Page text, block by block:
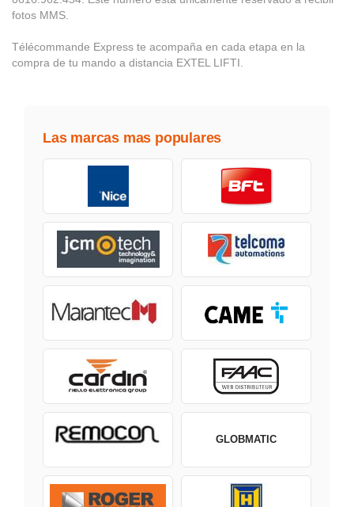
fotos MMS.
Télécommande Express te acompaña en cada etapa en la
compra de tu mando a distancia EXTEL LIFTI.
Las marcas mas populares
GLOBMATIC